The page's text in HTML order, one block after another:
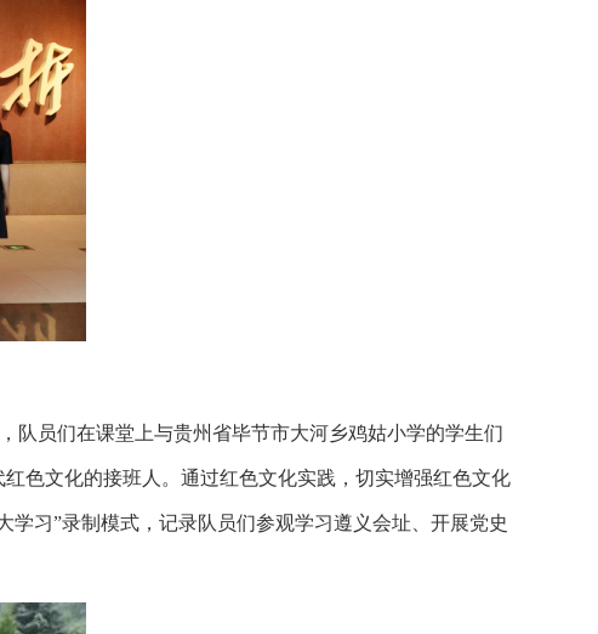
队员们在课堂上与贵州省毕节市大河乡鸡姑小学的学生们
色文化的接班人。通过红色文化实践，切实增强红色文化
习”录制模式，记录队员们参观学习遵义会址、开展党史